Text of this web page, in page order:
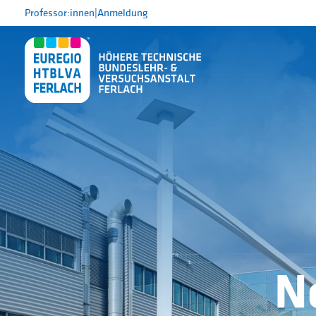
Professor:innen Anmeldung